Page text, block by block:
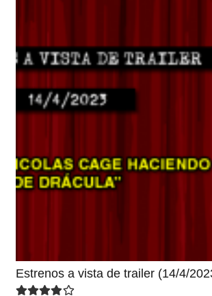
Estrenos a vista de trailer (14/4/